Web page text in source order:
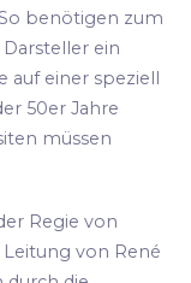
benötigen zum
ein
auf einer speziell
50er Jahre
müssen
Regie von
von René